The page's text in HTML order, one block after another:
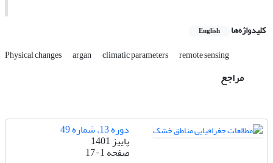
کلیدواژه‌ها English
Physical changes argan climatic parameters remote sensing
مراجع
دوره 13، شماره 49
پاییز 1401
صفحه17-1